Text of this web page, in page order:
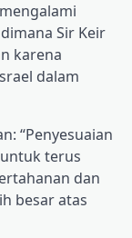
Sir Keir
karena
dalam
“Penyesuaian
terus
dan
besar atas